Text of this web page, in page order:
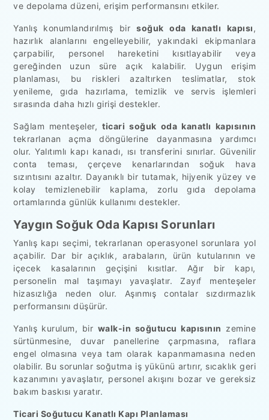
ve depolama düzeni, erişim performansını etkiler.
Yanlış konumlandırılmış birsoğuk oda kanatlı kapısı,
hazırlık alanlarını engelleyebilir, yakındaki ekipmanlara
çarpabilir, personel hareketini kısıtlayabilir veya
gereğinden uzun süre açık kalabilir. Uygun erişim
planlaması, bu riskleri azaltırken teslimatlar, stok
yenileme, gıda hazırlama, temizlik ve servis işlemleri
sırasında daha hızlı girişi destekler.
Sağlam menteşeler,ticari soğuk oda kanatlı kapısının
tekrarlanan açma döngülerine dayanmasına yardımcı
olur. Yalıtımlı kapı kanadı, ısı transferini sınırlar. Güvenilir
conta teması, çerçeve kenarlarından soğuk hava
sızıntısını azaltır. Dayanıklı bir tutamak, hijyenik yüzey ve
kolay temizlenebilir kaplama, zorlu gıda depolama
ortamlarında günlük kullanımı destekler.
Yaygın Soğuk Oda Kapısı Sorunları
Yanlış kapı seçimi, tekrarlanan operasyonel sorunlara yol
açabilir. Dar bir açıklık, arabaların, ürün kutularının ve
içecek kasalarının geçişini kısıtlar. Ağır bir kapı,
personelin mal taşımayı yavaşlatır. Zayıf menteşeler
hizasızlığa neden olur. Aşınmış contalar sızdırmazlık
performansını düşürür.
Yanlış kurulum, bir walk-in soğutucu kapısının zemine
sürtünmesine, duvar panellerine çarpmasına, raflara
engel olmasına veya tam olarak kapanmamasına neden
olabilir. Bu sorunlar soğutma iş yükünü artırır, sıcaklık geri
kazanımını yavaşlatır, personel akışını bozar ve gereksiz
bakım baskısı yaratır.
Ticari Soğutucu Kanatlı Kapı Planlaması